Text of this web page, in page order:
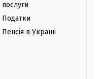
послуги
Податки
Пенсія в Україні